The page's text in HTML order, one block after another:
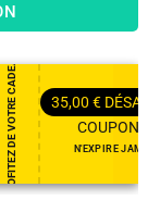
PROFITEZ DE VOTRE CADEAU 35,00€
COUPON35
N'EXPIRE JAMAIS